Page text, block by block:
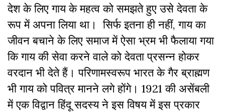
देश के लिए गाय के महत्व को समझते हुए उसे देवता के
रूप में अपना लिया था। सिर्फ इतना ही नहीं, गाय का
जीवन बचाने के लिए समाज में ऐसा भ्रम भी फैलाया गया
कि गाय की सेवा करने वाले को देवता प्रसन्न होकर
वरदान भी देते हैं। परिणामस्वरूप भारत के गैर ब्राह्मण
भी गाय को पवित्र मानने लगे होंगे। 1921 की असेंबली
में एक विद्वान हिंदू सदस्य ने इस विषय में इस प्रकार